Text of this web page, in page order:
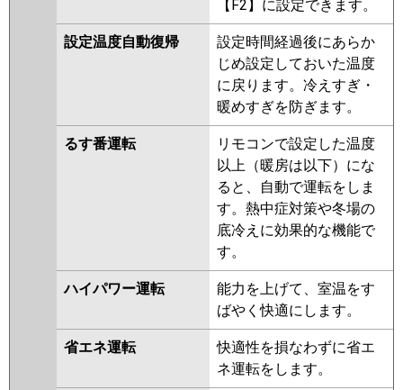
【F2】に設定できます。
設定温度自動復帰
設定時間経過後にあらか
じめ設定しておいた温度
に戻ります。冷えすぎ・
暖めすぎを防ぎます。
るす番運転
リモコンで設定した温度
以上（暖房は以下）にな
ると、自動で運転をしま
す。熱中症対策や冬場の
底冷えに効果的な機能で
す。
ハイパワー運転
能力を上げて、室温をす
ばやく快適にします。
省エネ運転
快適性を損なわずに省エ
ネ運転をします。